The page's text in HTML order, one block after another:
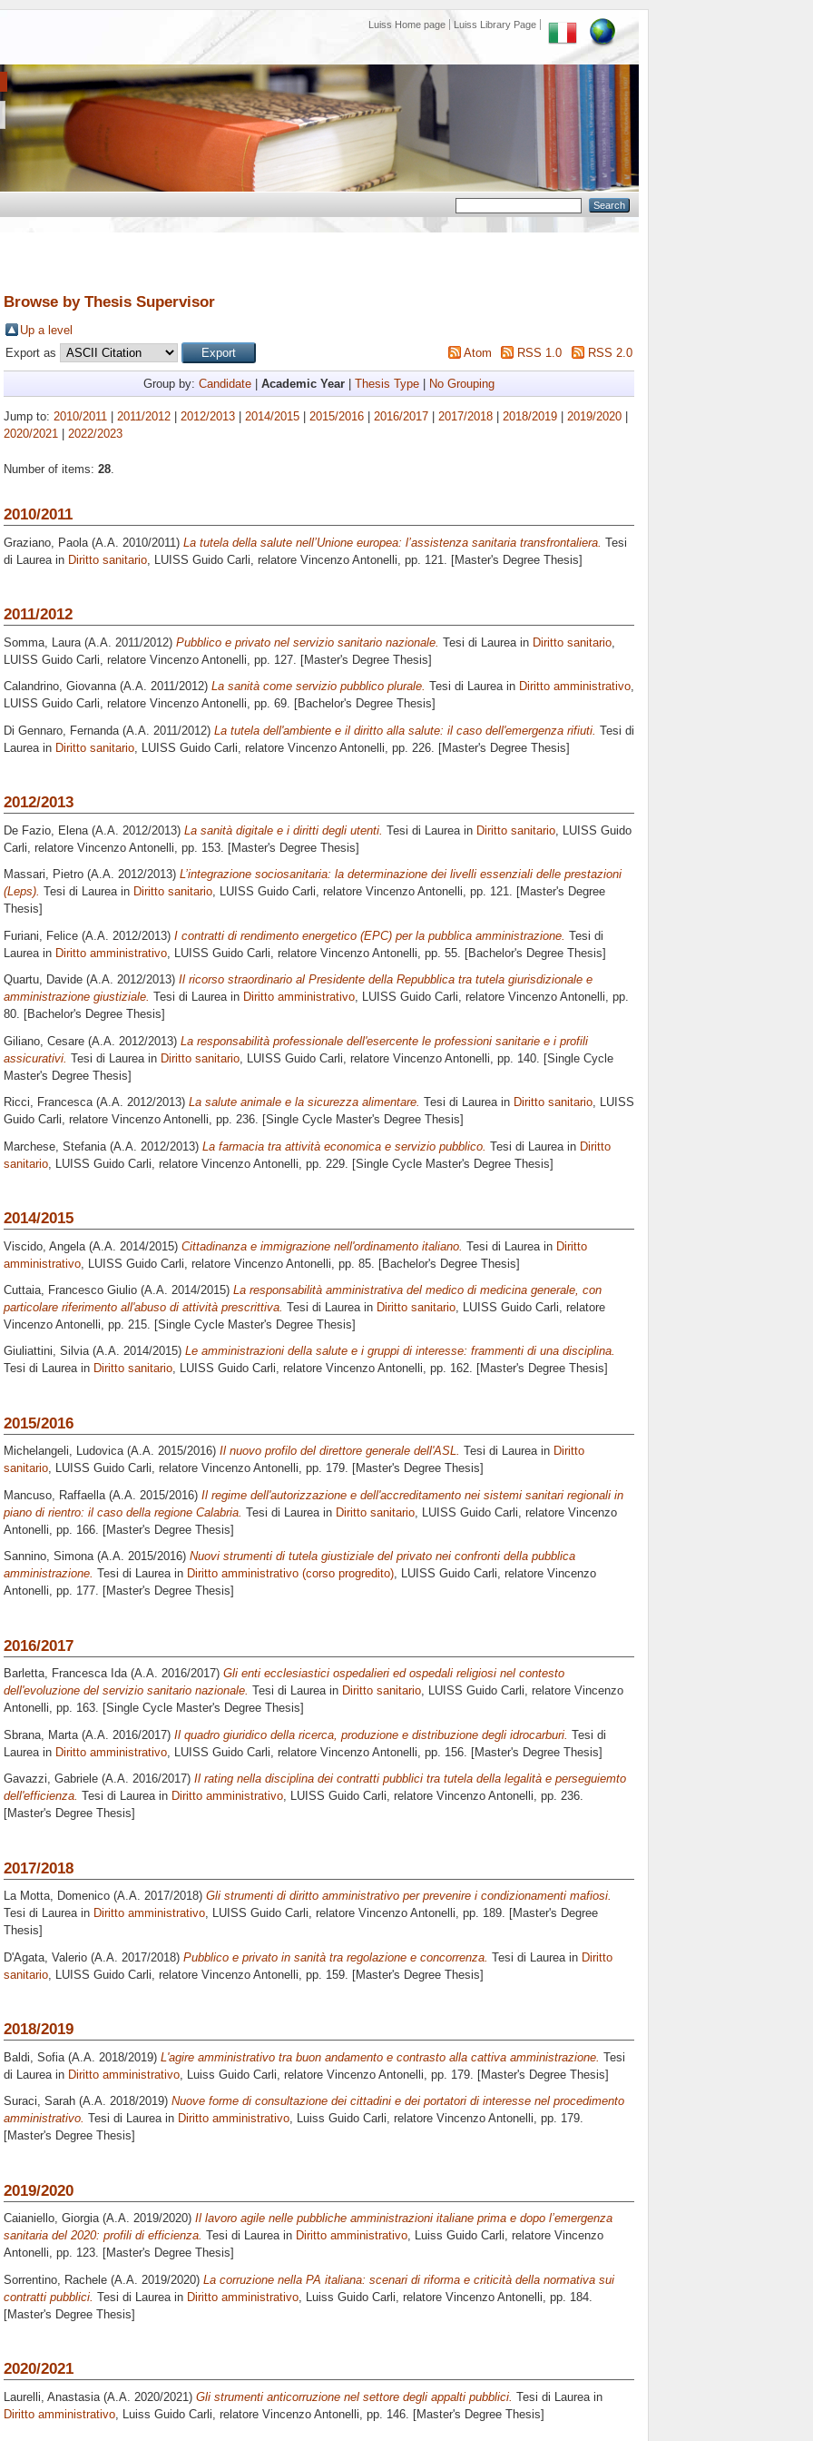
Luiss Home page Luiss Library Page
Browse by Thesis Supervisor
Up a level
Export as
Atom RSS 1.0 RSS 2.0
Group by: Candidate Academic Year Thesis Type No Grouping
Jump to: 2010/2011 2011/2012 2012/2013 2014/2015 2015/2016 2016/2017 2017/2018 2018/2019 2019/2020
2020/2021
2022/2023
Number of items: 28.
2010/2011
Graziano, Paola (A.A. 2010/2011) La tutela della salute nell’Unione europea: l’assistenza sanitaria transfrontaliera. Tesi
di Laurea in Diritto sanitario , LUISS Guido Carli, relatore Vincenzo Antonelli , pp. 121. [Master's Degree Thesis]
2011/2012
Somma, Laura (A.A. 2011/2012) Pubblico e privato nel servizio sanitario nazionale. Tesi di Laurea in Diritto sanitario
LUISS Guido Carli, relatore Vincenzo Antonelli , pp. 127. [Master's Degree Thesis]
Calandrino, Giovanna(A.A. 2011/2012) La sanità come servizio pubblico plurale. Tesi di Laurea in Diritto amministrativo,
LUISS Guido Carli, relatore Vincenzo Antonelli, pp. 69. [Bachelor's Degree Thesis]
Di Gennaro, Fernanda (A.A. 2011/2012) La tutela dell'ambiente e il diritto alla salute: il caso dell'emergenza rifiuti. Tesi di
Laurea in Diritto sanitario , LUISS Guido Carli, relatore Vincenzo Antonelli , pp. 226. [Master's Degree Thesis]
2012/2013
De Fazio, Elena (A.A. 2012/2013) La sanità digitale e i diritti degli utenti. Tesi di Laurea in Diritto sanitario , LUISS Guido
Carli, relatore Vincenzo Antonelli , pp. 153. [Master's Degree Thesis]
Massari, Pietro (A.A. 2012/2013) L’integrazione sociosanitaria: la determinazione dei livelli essenziali delle prestazioni
(Leps). Tesi di Laurea in Diritto sanitario, LUISS Guido Carli, relatore Vincenzo Antonelli, pp. 121. [Master's Degree
Thesis]
Furiani, Felice (A.A. 2012/2013) I contratti di rendimento energetico (EPC) per la pubblica amministrazione. Tesi di
Laurea in Diritto amministrativo , LUISS Guido Carli, relatore Vincenzo Antonelli , pp. 55. [Bachelor's Degree Thesis]
Quartu, Davide (A.A. 2012/2013) Il ricorso straordinario al Presidente della Repubblica tra tutela giurisdizionale e
amministrazione giustiziale. Tesi di Laurea in Diritto amministrativo, LUISS Guido Carli, relatore Vincenzo Antonelli, pp.
80. [Bachelor's Degree Thesis]
Giliano, Cesare (A.A. 2012/2013) La responsabilità professionale dell'esercente le professioni sanitarie e i profili
assicurativi. Tesi di Laurea in Diritto sanitario , LUISS Guido Carli, relatore Vincenzo Antonelli , pp. 140. [Single Cycle
Master's Degree Thesis]
Ricci, Francesca(A.A. 2012/2013) La salute animale e la sicurezza alimentare. Tesi di Laurea in Diritto sanitario, LUISS
Guido Carli, relatore Vincenzo Antonelli, pp. 236. [Single Cycle Master's Degree Thesis]
Marchese, Stefania (A.A. 2012/2013) La farmacia tra attività economica e servizio pubblico. Tesi di Laurea in Diritto
sanitario , LUISS Guido Carli, relatore Vincenzo Antonelli , pp. 229. [Single Cycle Master's Degree Thesis]
2014/2015
Viscido, Angela (A.A. 2014/2015) Cittadinanza e immigrazione nell'ordinamento italiano. Tesi di Laurea in Diritto
amministrativo , LUISS Guido Carli, relatore Vincenzo Antonelli , pp. 85. [Bachelor's Degree Thesis]
Cuttaia, Francesco Giulio (A.A. 2014/2015) La responsabilità amministrativa del medico di medicina generale, con
particolare riferimento all'abuso di attività prescrittiva. Tesi di Laurea in Diritto sanitario , LUISS Guido Carli, relatore
Vincenzo Antonelli , pp. 215. [Single Cycle Master's Degree Thesis]
Giuliattini, Silvia(A.A. 2014/2015) Le amministrazioni della salute e i gruppi di interesse: frammenti di una disciplina.
Tesi di Laurea in Diritto sanitario, LUISS Guido Carli, relatore Vincenzo Antonelli, pp. 162. [Master's Degree Thesis]
2015/2016
Michelangeli, Ludovica(A.A. 2015/2016) Il nuovo profilo del direttore generale dell'ASL. Tesi di Laurea in Diritto
sanitario, LUISS Guido Carli, relatore Vincenzo Antonelli, pp. 179. [Master's Degree Thesis]
Mancuso, Raffaella (A.A. 2015/2016) Il regime dell'autorizzazione e dell'accreditamento nei sistemi sanitari regionali in
piano di rientro: il caso della regione Calabria. Tesi di Laurea in Diritto sanitario , LUISS Guido Carli, relatore Vincenzo
Antonelli , pp. 166. [Master's Degree Thesis]
Sannino, Simona(A.A. 2015/2016) Nuovi strumenti di tutela giustiziale del privato nei confronti della pubblica
amministrazione. Tesi di Laurea in Diritto amministrativo (corso progredito), LUISS Guido Carli, relatore Vincenzo
Antonelli, pp. 177. [Master's Degree Thesis]
2016/2017
Barletta, Francesca Ida(A.A. 2016/2017) Gli enti ecclesiastici ospedalieri ed ospedali religiosi nel contesto
dell'evoluzione del servizio sanitario nazionale. Tesi di Laurea in Diritto sanitario, LUISS Guido Carli, relatore Vincenzo
Antonelli, pp. 163. [Single Cycle Master's Degree Thesis]
Sbrana, Marta (A.A. 2016/2017) Il quadro giuridico della ricerca, produzione e distribuzione degli idrocarburi. Tesi di
Laurea in Diritto amministrativo , LUISS Guido Carli, relatore Vincenzo Antonelli , pp. 156. [Master's Degree Thesis]
Gavazzi, Gabriele (A.A. 2016/2017) Il rating nella disciplina dei contratti pubblici tra tutela della legalità e perseguiemto
dell'efficienza. Tesi di Laurea in Diritto amministrativo, LUISS Guido Carli, relatore Vincenzo Antonelli, pp. 236.
[Master's Degree Thesis]
2017/2018
La Motta, Domenico (A.A. 2017/2018) Gli strumenti di diritto amministrativo per prevenire i condizionamenti mafiosi.
Tesi di Laurea in Diritto amministrativo, LUISS Guido Carli, relatore Vincenzo Antonelli, pp. 189. [Master's Degree
Thesis]
D'Agata, Valerio (A.A. 2017/2018) Pubblico e privato in sanità tra regolazione e concorrenza. Tesi di Laurea in Diritto
sanitario , LUISS Guido Carli, relatore Vincenzo Antonelli , pp. 159. [Master's Degree Thesis]
2018/2019
Baldi, Sofia (A.A. 2018/2019) L'agire amministrativo tra buon andamento e contrasto alla cattiva amministrazione. Tesi
di Laurea in Diritto amministrativo , Luiss Guido Carli, relatore Vincenzo Antonelli , pp. 179. [Master's Degree Thesis]
Suraci, Sarah (A.A. 2018/2019) Nuove forme di consultazione dei cittadini e dei portatori di interesse nel procedimento
amministrativo. Tesi di Laurea in Diritto amministrativo, Luiss Guido Carli, relatore Vincenzo Antonelli, pp. 179.
[Master's Degree Thesis]
2019/2020
Caianiello, Giorgia(A.A. 2019/2020) Il lavoro agile nelle pubbliche amministrazioni italiane prima e dopo l’emergenza
sanitaria del 2020: profili di efficienza. Tesi di Laurea in Diritto amministrativo, Luiss Guido Carli, relatore Vincenzo
Antonelli, pp. 123. [Master's Degree Thesis]
Sorrentino, Rachele (A.A. 2019/2020) La corruzione nella PA italiana: scenari di riforma e criticità della normativa sui
contratti pubblici. Tesi di Laurea in Diritto amministrativo , Luiss Guido Carli, relatore Vincenzo Antonelli , pp. 184.
[Master's Degree Thesis]
2020/2021
Laurelli, Anastasia (A.A. 2020/2021) Gli strumenti anticorruzione nel settore degli appalti pubblici. Tesi di Laurea in
Diritto amministrativo , Luiss Guido Carli, relatore Vincenzo Antonelli , pp. 146. [Master's Degree Thesis]